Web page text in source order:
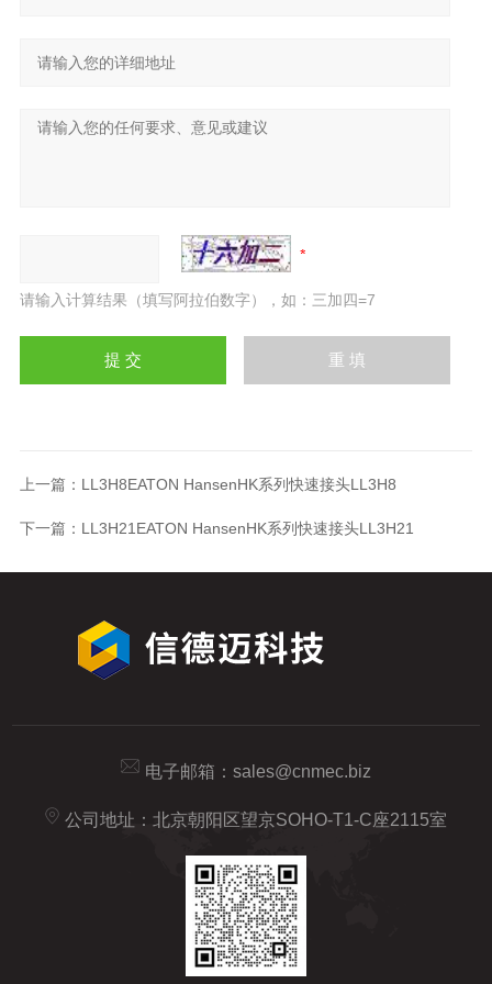
请输入计算结果（填写阿拉伯数字），如：三加四=7
上一篇： LL3H8EATON HansenHK系列快速接头LL3H8
下一篇： LL3H21EATON HansenHK系列快速接头LL3H21
电子邮箱： sales@cnmec.biz
公司地址：北京朝阳区望京SOHO-T1-C座2115室